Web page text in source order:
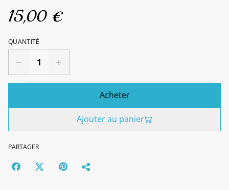
15,00 €
QUANTITÉ
Acheter
Ajouter au panier
PARTAGER